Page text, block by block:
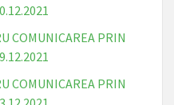
COMUNICAREA PRIN
COMUNICAREA PRIN